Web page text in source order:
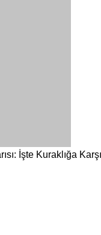
İşte Kuraklığa Karşı